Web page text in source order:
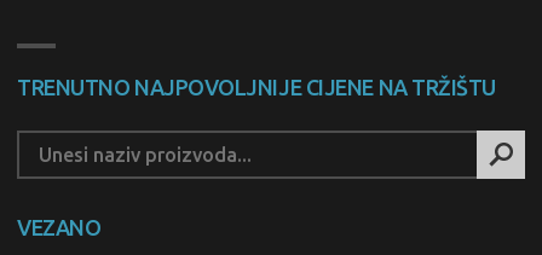
TRENUTNO NAJPOVOLJNIJE CIJENE NA TRŽIŠTU
VEZANO